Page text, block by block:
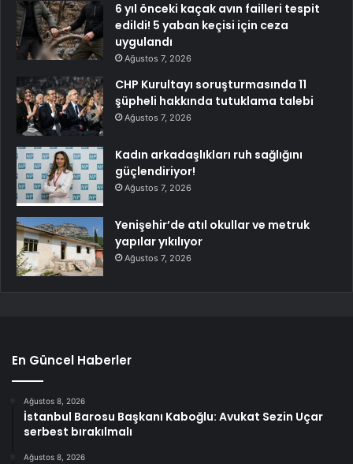
6 yıl önceki kaçak avın failleri tespit
edildi! 5 yaban keçisi için ceza
uygulandı
Ağustos 7, 2026
CHP Kurultayı soruşturmasında 11
şüpheli hakkında tutuklama talebi
Ağustos 7, 2026
Kadın arkadaşlıkları ruh sağlığını
güçlendiriyor!
Ağustos 7, 2026
Yenişehir’de atıl okullar ve metruk
yapılar yıkılıyor
Ağustos 7, 2026
En Güncel Haberler
Ağustos 8, 2026
İstanbul Barosu Başkanı Kaboğlu: Avukat Sezin Uçar
serbest bırakılmalı
Ağustos 8, 2026